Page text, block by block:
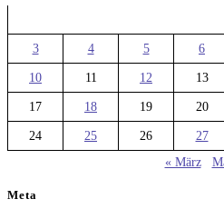
3 4 5 6
10 11 12 13
17 18 19 20
24 25 26 27
« März
Meta